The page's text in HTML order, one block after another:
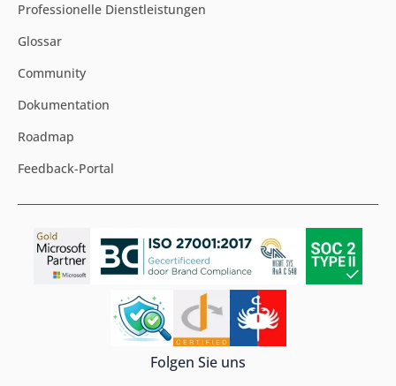
Professionelle Dienstleistungen
Glossar
Community
Dokumentation
Roadmap
Feedback-Portal
Folgen Sie uns